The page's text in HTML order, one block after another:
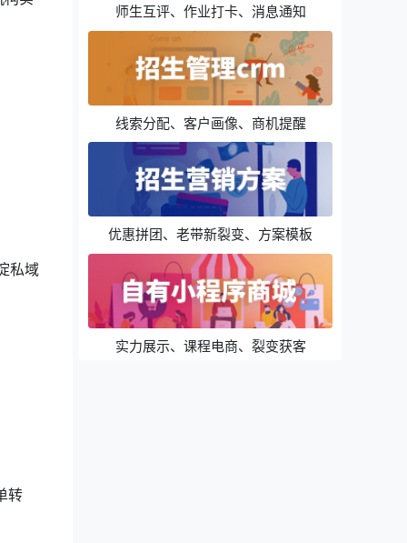
私域
转
师生互评、作业打卡、消息通知
线索分配、客户画像、商机提醒
优惠拼团、老带新裂变、方案模板
实力展示、课程电商、裂变获客